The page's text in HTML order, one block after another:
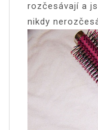
rozčesávají a
nikdy